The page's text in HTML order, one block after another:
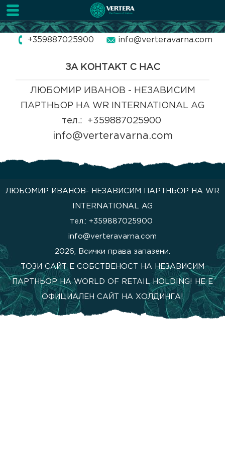
+359887025900 info@verteravarna.com
ЗА КОНТАКТ С НАС
ЛЮБОМИР ИВАНОВ - НЕЗАВИСИМ
ПАРТНЬОР НА WR INTERNATIONAL AG
тел.: +359887025900
info@verteravarna.com
ЛЮБОМИР ИВАНОВ- НЕЗАВИСИМ ПАРТНЬОР НА WR
INTERNATIONAL AG
тел.: +359887025900
info@verteravarna.com
2026, Всички права запазени.
ТОЗИ САЙТ Е СОБСТВЕНОСТ НА НЕЗАВИСИМ
ПАРТНЬОР НА WORLD OF RETAIL HOLDING! НЕ Е
ОФИЦИАЛЕН САЙТ НА ХОЛДИНГА!